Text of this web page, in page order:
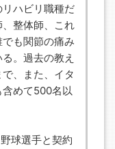
ハビリ職種だ
整体師、これ
も関節の痛み
。過去の教え
、また、イタ
めて500名以
球選手と契約